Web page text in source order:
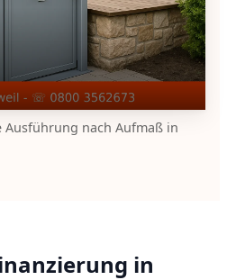
nach Aufmaß in
in